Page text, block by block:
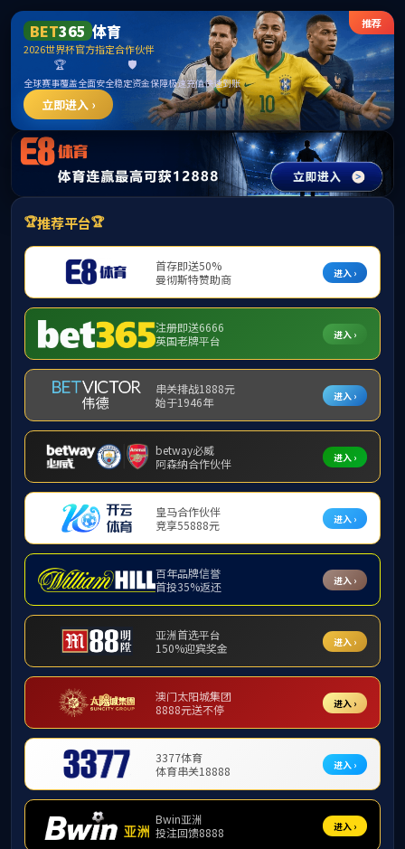
首页 学院概况 师资队伍
学工活动
必赢
发布
为深入学习宣传党的二十届三中全会精神，引